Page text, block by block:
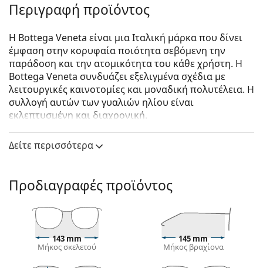
Περιγραφή προϊόντος
Η Bottega Veneta είναι μια Ιταλική μάρκα που δίνει
έμφαση στην κορυφαία ποιότητα σεβόμενη την
παράδοση και την ατομικότητα του κάθε χρήστη. Η
Bottega Veneta συνδυάζει εξελιγμένα σχέδια με
λειτουργικές καινοτομίες και μοναδική πολυτέλεια. Η
συλλογή αυτών των γυαλιών ηλίου είναι
εκλεπτυσμένη και διαχρονική.
Bottega Veneta BV1005S 002 53είναι γυναικεία
γυαλιά ηλίου.
με τη λειτουργία του Εικονικού καθρέφτη του
Lentiamo.
Σκελετός γυαλιών ηλίου
Το καφέ χρώμα του σκελετού ταιριάζει απόλυτα με
το ζεστό χρώμα του δέρματος και ανοιχτά καφέ,
Δείτε περισσότερα
Προδιαγραφές προϊόντος
143 mm
Μήκος σκελετού
145 mm
Μήκος βραχίονα